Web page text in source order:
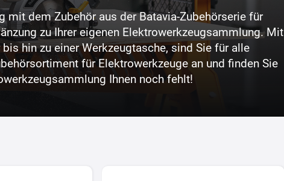
dem Zubehör aus der Batavia-Zubehörserie für
zu Ihrer eigenen Elektrowerkzeugsammlung. Mit
hin zu einer Werkzeugtasche, sind Sie für alle
für Elektrowerkzeuge an und finden Sie
Ihnen noch fehlt!